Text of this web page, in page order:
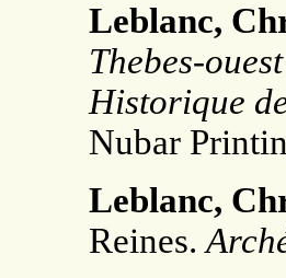
Leblanc,
Thebes-
Historique
Nubar
Leblanc,
Reines.